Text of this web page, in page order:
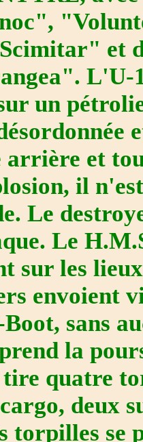
et
L'U-
un
arrière et
il
Le
Le
sur les
envoient
sans
la
quatre
deux
torpilles se